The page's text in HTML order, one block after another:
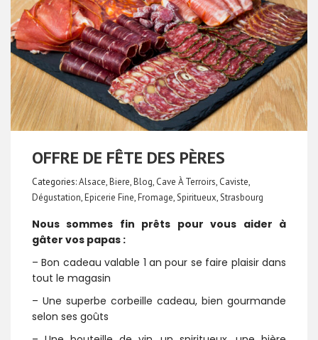
OFFRE DE FÊTE DES PÈRES
Categories:Alsace,Biere,Blog, Cave À Terroirs, Caviste,
Dégustation,Epicerie Fine,Fromage,Spiritueux,Strasbourg
Nous sommes fin prêts pour vous aider à
gâter vos papas :
– Bon cadeau valable 1 an pour se faire plaisir dans
tout le magasin
– Une superbe corbeille cadeau, bien gourmande
selon ses goûts